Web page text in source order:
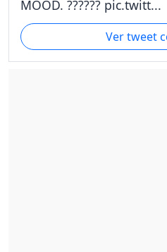
MOOD. ?????? pic.twitt...
Ver tweet